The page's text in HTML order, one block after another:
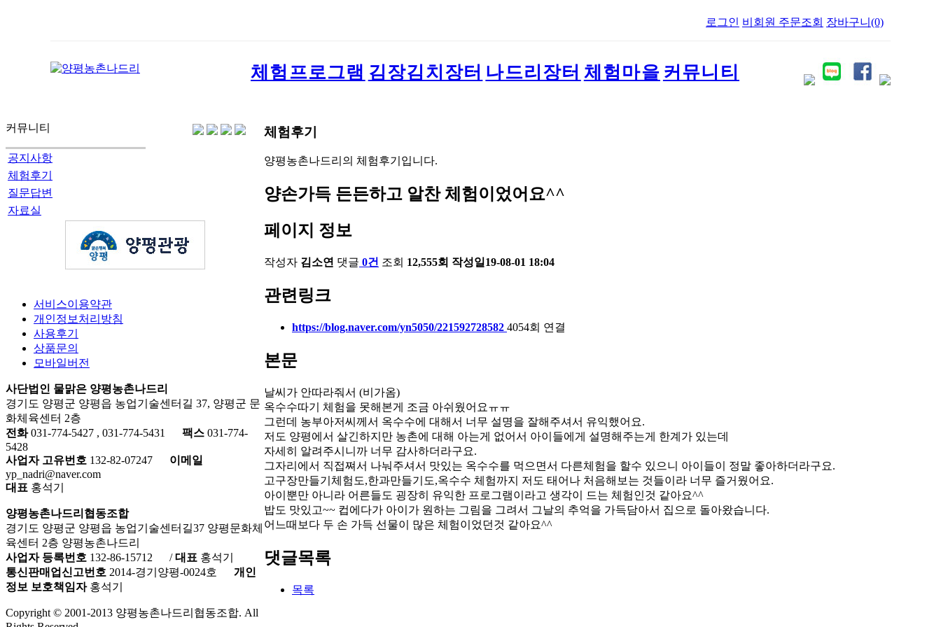
로그인 비회원 주문조회 장바구니(0)
체험프로그램 김장김치장터 나드리장터 체험마을 커뮤니티
커뮤니티
공지사항
체험후기
질문답변
자료실
체험후기
양평농촌나드리의 체험후기입니다.
양손가득 든든하고 알찬 체험이었어요^^
페이지 정보
작성자 김소연 댓글 0건 조회 12,555회 작성일 19-08-01 18:04
관련링크
https://blog.naver.com/yn5050/221592728582 4054회 연결
본문
날씨가 안따라줘서 (비가옴)
옥수수따기 체험을 못해본게 조금 아쉬웠어요ㅠㅠ
그런데 농부아저씨께서 옥수수에 대해서 너무 설명을 잘해주셔서 유익했어요.
저도 양평에서 살긴하지만 농촌에 대해 아는게 없어서 아이들에게 설명해주는게 한계가 있는데
자세히 알려주시니까 너무 감사하더라구요.
그자리에서 직접쪄서 나눠주셔서 맛있는 옥수수를 먹으면서 다른체험을 할수 있으니 아이들이 정말 좋아하더라구요.
고구장만들기체험도,한과만들기도,옥수수 체험까지 저도 태어나 처음해보는 것들이라 너무 즐거웠어요.
아이뿐만 아니라 어른들도 굉장히 유익한 프로그램이라고 생각이 드는 체험인것 같아요^^
밥도 맛있고~~ 컵에다가 아이가 원하는 그림을 그려서 그날의 추억을 가득담아서 집으로 돌아왔습니다.
어느때보다 두 손 가득 선물이 많은 체험이었던것 같아요^^
댓글목록
목록
서비스이용약관
개인정보처리방침
사용후기
상품문의
모바일버전
사단법인 물맑은 양평농촌나드리
경기도 양평군 양평읍 농업기술센터길 37, 양평군 문
화체육센터 2층
전화031-774-5427 , 031-774-5431 팩스 031-774-
5428
사업자 고유번호 132-82-07247
이메일
yp_nadri@naver.com
대표 홍석기
양평농촌나드리협동조합
경기도 양평군 양평읍 농업기술센터길37 양평문화체
육센터 2층 양평농촌나드리
사업자 등록번호 132-86-15712 /대표 홍석기
통신판매업신고번호 2014-경기양평-0024호
개인
정보 보호책임자홍석기
Copyright © 2001-2013 양평농촌나드리협동조합. All